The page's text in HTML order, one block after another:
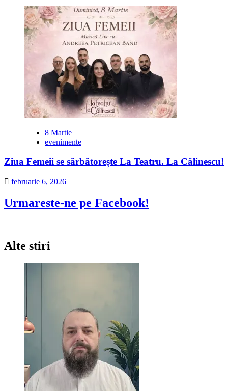
8 Martie
evenimente
Ziua Femeii se sărbătorește La Teatru. La Călinescu!
februarie 6, 2026
Urmareste-ne pe Facebook!
Alte stiri